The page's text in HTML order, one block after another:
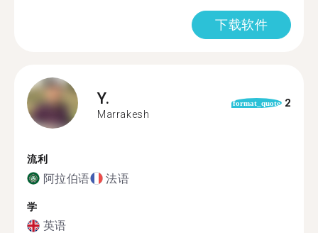
下载软件
Y.
Marrakesh
format_quote 2
流利
阿拉伯语 法语
学
英语